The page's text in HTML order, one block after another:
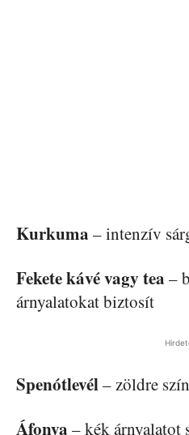
Kurkuma – intenzív
Fekete kávé vagy tea –
árnyalatokat biztosít
Spenótlevél– zöldre
Áfonya – kék árnyalatot